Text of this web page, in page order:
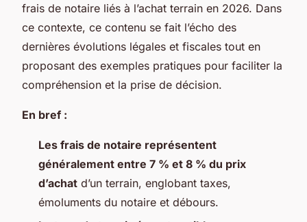
frais de notaire liés à l’achat terrain en 2026. Dans
ce contexte, ce contenu se fait l’écho des
dernières évolutions légales et fiscales tout en
proposant des exemples pratiques pour faciliter la
compréhension et la prise de décision.
En bref :
Les frais de notaire représentent
généralement entre 7 % et 8 % du prix
d’achat d’un terrain, englobant taxes,
émoluments du notaire et débours.